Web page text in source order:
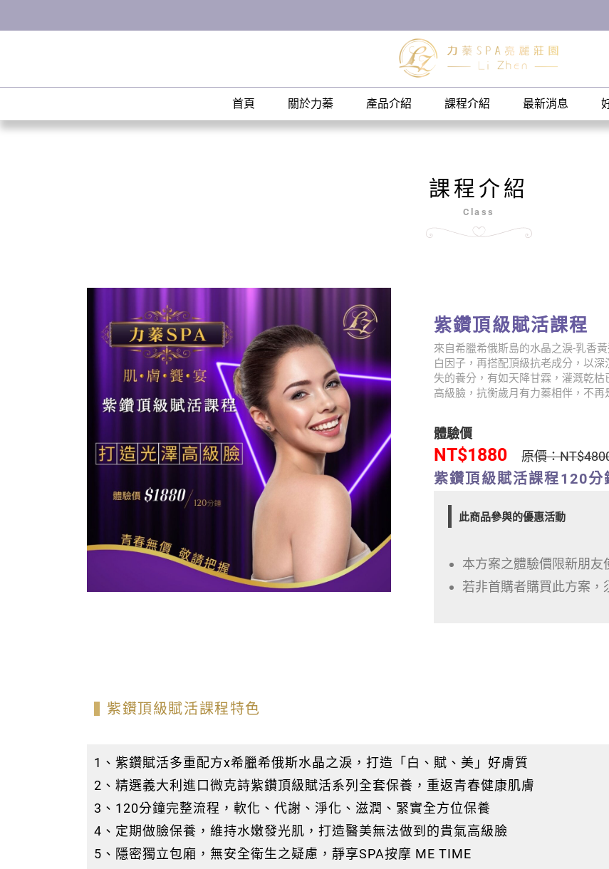
首頁 關於力蓁 產品介紹 課程介紹 最新消息
課程介紹
Class
紫鑽頂級賦活課程
來自希臘希俄斯島的水晶之淚-乳香
白因子，再搭配頂級抗老成分，以
失的養分，有如天降甘霖，灌溉乾
高級臉，抗衡歲月有力蓁相伴，不再
體驗價
NT$1880 原價：
紫鑽頂級賦活課程120分
此商品參與的優惠活動
本方案之體驗價限新朋友
若非首購者購買此方案
紫鑽頂級賦活課程特色
1、紫鑽賦活多重配方x希臘希俄斯水晶之淚，打造「白、賦、美」好膚質
2、精選義大利進口微克詩紫鑽頂級賦活系列全套保養，重返青春健康肌膚
3、120分鐘完整流程，軟化、代謝、淨化、滋潤、緊實全方位保養
4、定期做臉保養，維持水嫩發光肌，打造醫美無法做到的貴氣高級臉
5、隱密獨立包廂，無安全衛生之疑慮，靜享SPA按摩 ME TIME